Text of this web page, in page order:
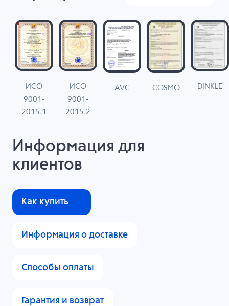
ИСО
9001-
2015.1
ИСО
9001-
2015.2
AVC COSMO DINKLE
Информация для
клиентов
Как купить
Информация о доставке
Способы оплаты
Гарантия и возврат